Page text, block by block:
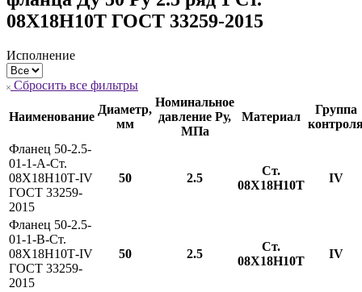
08Х18Н10Т ГОСТ 33259-2015
Исполнение
Сбросить все фильтры
Наименование
Диаметр,
мм
Номинальное
давление Ру,
МПа
Материал
Группа
Фланец 50-2.5-
01-1-A-Ст.
08Х18Н10Т-IV
ГОСТ 33259-
2015
50 2.5
Ст.
08Х18Н10Т
IV
Фланец 50-2.5-
01-1-B-Ст.
08Х18Н10Т-IV
ГОСТ 33259-
2015
50 2.5
Ст.
08Х18Н10Т
IV